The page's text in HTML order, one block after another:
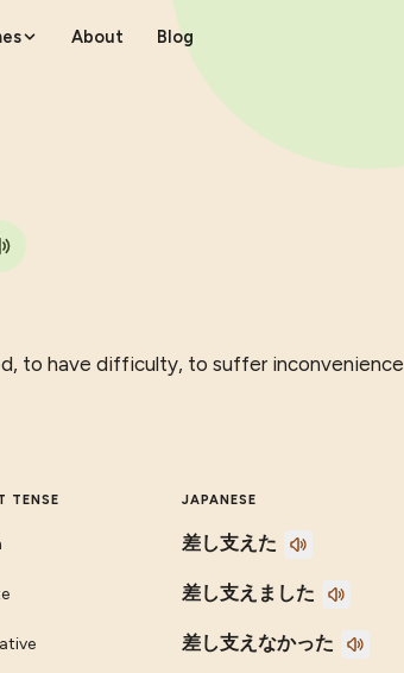
About Blog
to have difficulty, to suffer inconvenience
TENSE JAPANESE
差し支えた
差し支えました
差し支えなかった